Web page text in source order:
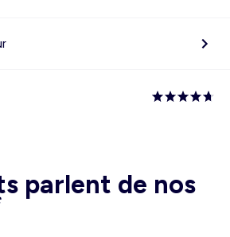
parlent de nos